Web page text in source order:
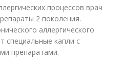
процессов врач
2 поколения.
аллергического
специальные капли с
препаратами.